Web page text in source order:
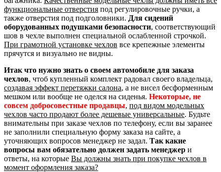
функциональные отверстия под регулировочные ручки, а
также отверстия под подголовники. Для сидений
оборудованных подушками безопасности, соответствующий
шов в чехле выполнен специальной ослабленной строчкой.
При грамотной установке чехлов все крепежные элементы
прячутся и визуально не видны.
Итак что нужно знать о своем автомобиле для заказа
чехлов, чтоб купленный комплект радовал своего владельца,
создавая эффект перетяжки салона, а не висел бесформенным
мешком или вообще не оделся на сиденья. Некоторые, не
совсем добросовестные продавцы, под видом модельных
чехлов часто продают более дешевые универсальные. Будьте
внимательны при заказе чехлов по телефону, если вы заранее
не заполнили специальную форму заказа на сайте, а
уточняющих вопросов менеджер не задал. Так какие
вопросы вам обязательно должен задать менеджер и
ответы, на которые Вы должны знать при покупке чехлов в
момент оформления заказа?